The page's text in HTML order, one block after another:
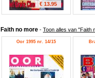
€ 13.95
Faith no more - Toon alles van "Faith
Oor 1995 nr. 14/15